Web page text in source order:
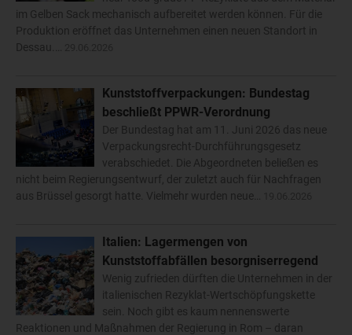
im Gelben Sack mechanisch aufbereitet werden können. Für die
Produktion eröffnet das Unternehmen einen neuen Standort in
Dessau.…
Kunststoffverpackungen: Bundestag
beschließt PPWR-Verordnung
Der Bundestag hat am 11. Juni 2026 das neue
Verpackungsrecht-Durchführungsgesetz
verabschiedet. Die Abgeordneten beließen es
nicht beim Regierungsentwurf, der zuletzt auch für Nachfragen
aus Brüssel gesorgt hatte. Vielmehr wurden neue…
Italien: Lagermengen von
Kunststoffabfällen besorgniserregend
Wenig zufrieden dürften die Unternehmen in der
italienischen Rezyklat-Wertschöpfungskette
sein. Noch gibt es kaum nennenswerte
Reaktionen und Maßnahmen der Regierung in Rom – daran